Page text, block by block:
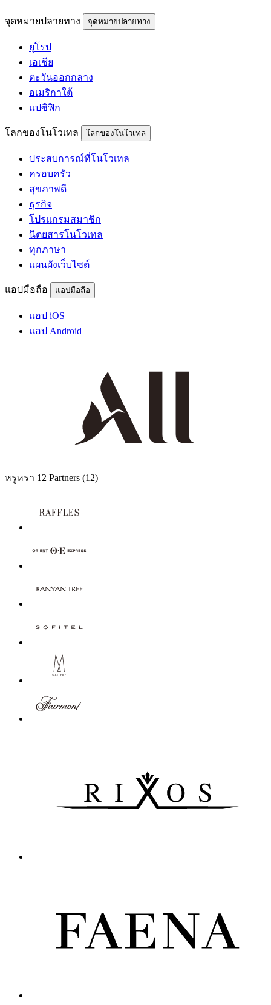
จุดหมายปลายทาง จุดหมายปลายทาง
ยุโรป
เอเชีย
ตะวันออกกลาง
อเมริกาใต้
แปซิฟิก
โลกของโนโวเทล โลกของโนโวเทล
ประสบการณ์ที่โนโวเทล
ครอบครัว
สุขภาพดี
ธุรกิจ
โปรแกรมสมาชิก
นิตยสารโนโวเทล
ทุกภาษา
แผนผังเว็บไซต์
แอปมือถือ แอปมือถือ
แอป iOS
แอป Android
หรูหรา 12 Partners (12)